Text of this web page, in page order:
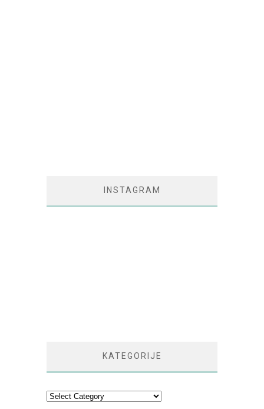
INSTAGRAM
KATEGORIJE
Kategorije